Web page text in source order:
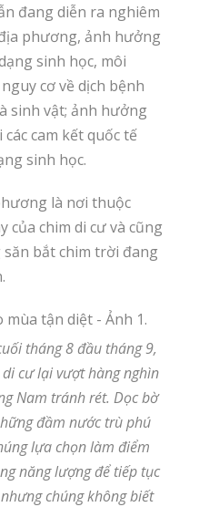
đang diễn ra nghiêm
phương, ảnh hưởng
sinh học, môi
cơ về dịch bệnh
sinh vật; ảnh hưởng
cam kết quốc tế
sinh học.
là nơi thuộc
của chim di cư và cũng
bắt chim trời đang
tháng 8 đầu tháng 9,
cư lại vượt hàng nghìn
Nam tránh rét. Dọc bờ
đầm nước trù phú
lựa chọn làm điểm
năng lượng để tiếp tục
chúng không biết